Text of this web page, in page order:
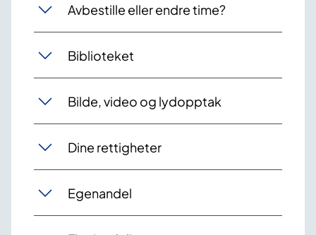
Avbestille eller endre time?
Biblioteket
Bilde, video og lydopptak
Dine rettigheter
Egenandel